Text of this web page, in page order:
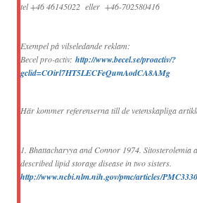
tel +46 46145022 eller +46-702580416
Exempel på vilseledande reklam:
Becel pro-activ: http://www.becel.se/proactiv/?
gclid=COirl7HT5LECFeQumAodCA8AMg
Här kommer referenserna till de vetenskapliga
1. Bhattacharyya and Connor 1974. Sitosterolemia
described lipid storage disease in two sisters.
http://www.ncbi.nlm.nih.gov/pmc/articles/